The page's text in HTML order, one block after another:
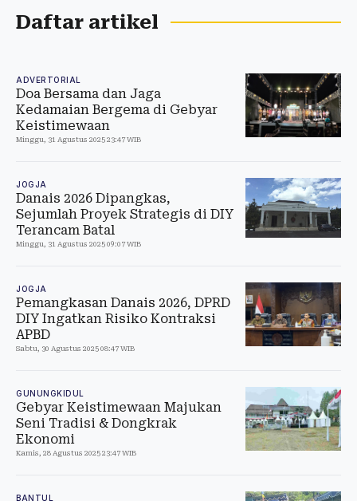
Daftar artikel
ADVERTORIAL
Doa Bersama dan Jaga
Kedamaian Bergema di Gebyar
Keistimewaan
Minggu, 31 Agustus 2025 23:47 WIB
JOGJA
Danais 2026 Dipangkas,
Sejumlah Proyek Strategis di DIY
Terancam Batal
Minggu, 31 Agustus 2025 09:07 WIB
JOGJA
Pemangkasan Danais 2026, DPRD
DIY Ingatkan Risiko Kontraksi
APBD
Sabtu, 30 Agustus 2025 08:47 WIB
GUNUNGKIDUL
Gebyar Keistimewaan Majukan
Seni Tradisi & Dongkrak
Ekonomi
Kamis, 28 Agustus 2025 23:47 WIB
BANTUL